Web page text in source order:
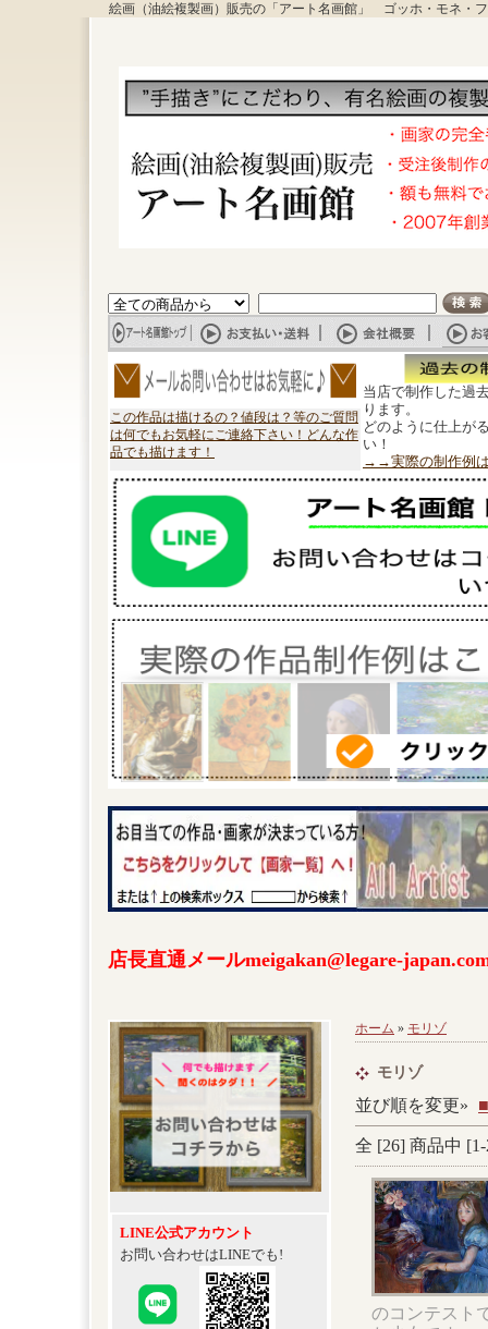
絵画（油絵複製画）販売の「アート名画館」 ゴッホ・モネ・
この作品は描けるの？値段は？等のご質問
は何でもお気軽にご連絡下さい！どんな作
品でも描けます！
当店で制作した過
ります。
どのように仕上が
い！
→→実際の制作例
店長直通メールmeigakan@legare-
LINE公式アカウント
お問い合わせはLINEでも!
ホーム » モリゾ
モリゾ
並び順を変更»
全 [26] 商品中 [1-
のコンテスト